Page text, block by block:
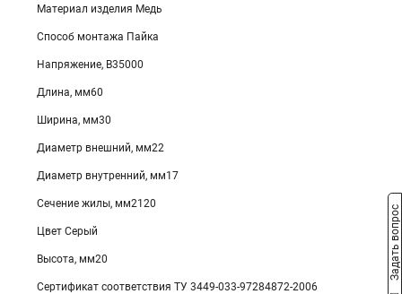
Материал изделия Медь
Способ монтажа Пайка
Напряжение, В35000
Длина, мм60
Ширина, мм30
Диаметр внешний, мм22
Диаметр внутренний, мм17
Сечение жилы, мм2120
Цвет Серый
Высота, мм20
Сертификат соответствия ТУ 3449-033-97284872-2006
Задать вопрос